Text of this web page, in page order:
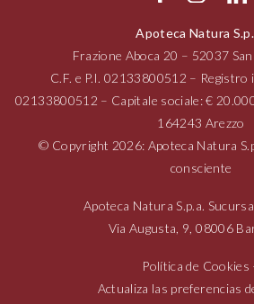
Apoteca Natura
Frazione Aboca 20 – 52037
C.F. e P.I.02133800512 – Registro
02133800512 – Capitale sociale: €
164243 Arezzo
© Copyright 2026: Apoteca Natura
consciente
Apoteca Natura S.p.a.
Via Augusta, 9, 08006
Política de Cookies
Actualiza las preferencias